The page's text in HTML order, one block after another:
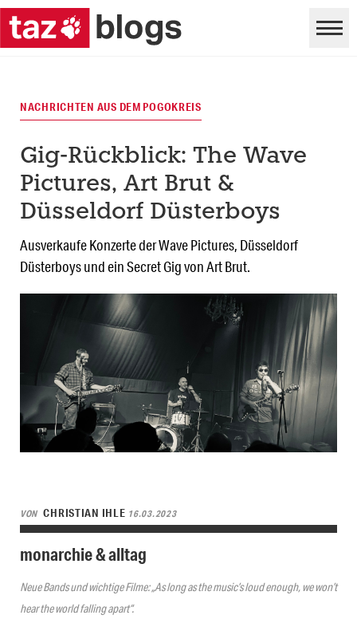
NACHRICHTEN AUS DEM POGOKREIS
Gig-Rückblick: The Wave
Pictures, Art Brut &
Düsseldorf Düsterboys
Ausverkaufe Konzerte der Wave Pictures, Düsseldorf
Düsterboys und ein Secret Gig von Art Brut.
VON CHRISTIAN IHLE 16.03.2023
monarchie & alltag
Neue Bands und wichtige Filme: „As long as the music’s loud enough, we won’t
hear the world falling apart“.